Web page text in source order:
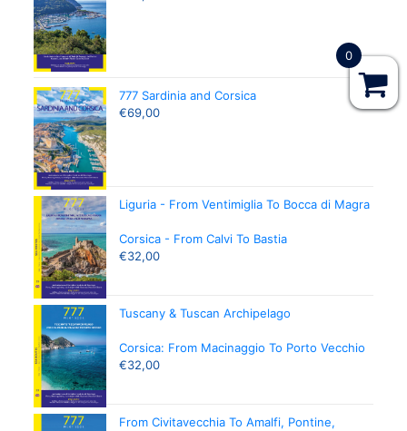
777 Sardinia and Corsica
€69,00
Liguria - From Ventimiglia To Bocca di Magra
Corsica - From Calvi To Bastia
€32,00
Tuscany & Tuscan Archipelago
Corsica: From Macinaggio To Porto Vecchio
€32,00
From Civitavecchia To Amalfi, Pontine,
0